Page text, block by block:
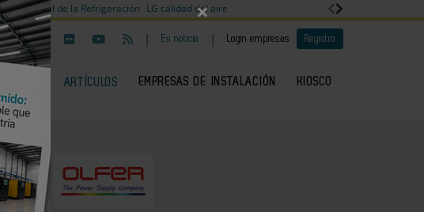
Día mundial de la Refrigeración LG calidad del aire
| Es noticia | Login empresas Registro
ARTÍCULOS EMPRESAS DE INSTALACIÓN KIOSCO
×